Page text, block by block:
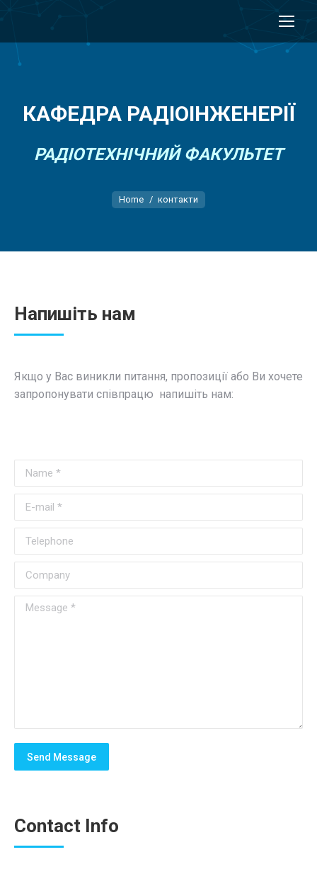
КАФЕДРА РАДІОІНЖЕНЕРІЇ
РАДІОТЕХНІЧНИЙ ФАКУЛЬТЕТ
You are here:
Home контакти
Напишіть нам
Якщо у Вас виникли питання, пропозиції або Ви хочете
запропонувати співпрацю напишіть нам:
Name *
E-mail *
Telephone
Company
Message *
Send Message
Contact Info